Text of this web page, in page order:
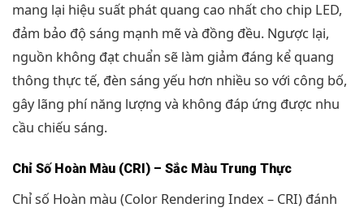
mang lại hiệu suất phát quang cao nhất cho chip LED,
đảm bảo độ sáng mạnh mẽ và đồng đều. Ngược lại,
nguồn không đạt chuẩn sẽ làm giảm đáng kể quang
thông thực tế, đèn sáng yếu hơn nhiều so với công bố,
gây lãng phí năng lượng và không đáp ứng được nhu
cầu chiếu sáng.
Chỉ Số Hoàn Màu (CRI) – Sắc Màu Trung Thực
Chỉ số Hoàn màu (Color Rendering Index – CRI) đánh